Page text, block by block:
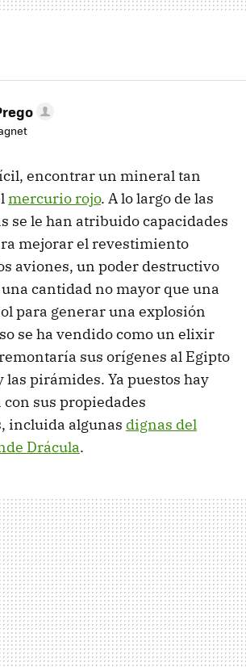
encontrar un mineral tan
mercurio rojo. A lo largo de las
se le han atribuido capacidades
mejorar el revestimiento
aviones, un poder destructivo
cantidad no mayor que una
para generar una explosión
se ha vendido como un elixir
sus orígenes al Egipto
las pirámides. Ya puestos hay
sus propiedades
incluida algunas dignas del
Drácula.